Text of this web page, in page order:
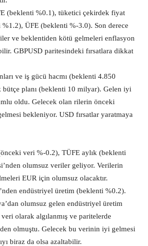
(beklenti %0.1), tüketici çekirdek fiyat
ÜFE (beklenti %-3.0). Son derece
ve beklentiden kötü gelmeleri enflasyon
GBPUSD paritesindeki fırsatlara dikkat
ve iş gücü hacmı (beklenti 4.850
planı (beklenti 10 milyar). Gelen iyi
oldu. Gelecek olan rilerin önceki
bekleniyor. USD fırsatlar yaratmaya
veri %-0.2), TÜFE aylık (beklenti
olumsuz veriler geliyor. Verilerin
EUR için olumsuz olacaktır.
endüstriyel üretim (beklenti %0.2).
olumsuz gelen endüstriyel üretim
olarak algılanmış ve paritelerde
olmuştu. Gelecek bu verinin iyi gelmesi
biraz da olsa azaltabilir.